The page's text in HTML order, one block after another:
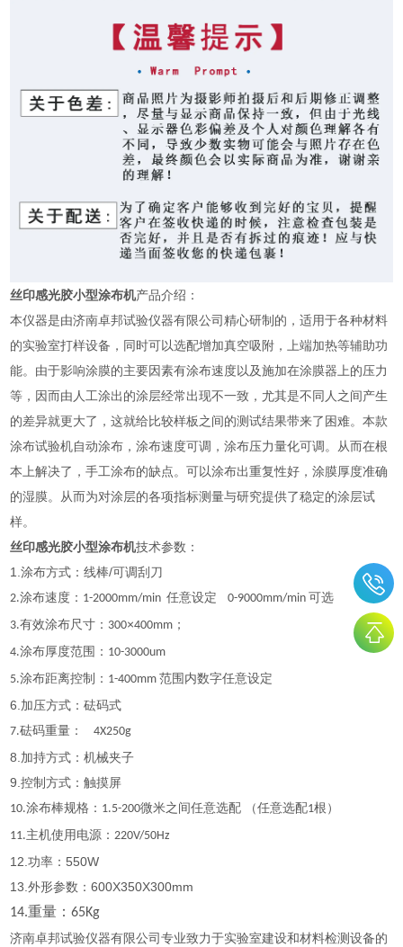
丝印感光胶小型涂布机产品介绍：
本仪器是由济南卓邦试验仪器有限公司精心研制的，适用于各种材料
的实验室打样设备，同时可以选配增加真空吸附，上端加热等辅助功
能。由于影响涂膜的主要因素有涂布速度以及施加在涂膜器上的压力
等，因而由人工涂出的涂层经常出现不一致，尤其是不同人之间产生
的差异就更大了，这就给比较样板之间的测试结果带来了困难。本款
涂布试验机自动涂布，涂布速度可调，涂布压力量化可调。从而在根
本上解决了，手工涂布的缺点。可以涂布出重复性好，涂膜厚度准确
的湿膜。从而为对涂层的各项指标测量与研究提供了稳定的涂层试
样。
丝印感光胶小型涂布机技术参数：
1.涂布方式：线棒/可调刮刀
2.涂布速度： 1-2000mm/min任意设定0-9000mm/min 可选
3.有效涂布尺寸： 300×400mm ；
4.涂布厚度范围： 10-3000um
5.涂布距离控制： 1-400mm范围内数字任意设定
6.加压方式：砝码式
7.砝码重量：4X250g
8.加持方式：机械夹子
9.控制方式：触摸屏
10.涂布棒规格： 1.5-200微米之间任意选配 （任意选配1根）
11.主机使用电源：220V/50Hz
12.功率：550W
13.外形参数：600X350X300mm
14.重量：65Kg
济南卓邦试验仪器有限公司专业致力于实验室建设和材料检测设备的